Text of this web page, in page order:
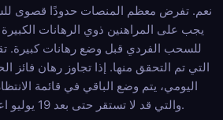
نعم. تفرض معظم المنصات حدودًا قصوى
يجب على المراهنين ذوي الرهانات
للسحب الفردي قبل وضع رهانات كبيرة.
اليومي، يتم وضع الباقي في قائمة
والتي قد لا تستقر حتى بعد 19 يوليو اعتمادًا على جدول المنصة.